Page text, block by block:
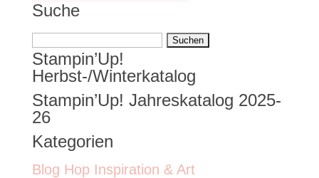
Suche
Suchen
nach:
Stampin’Up!
Herbst-/Winterkatalog
Stampin’Up! Jahreskatalog 2025-
26
Kategorien
Blog Hop Inspiration & Art